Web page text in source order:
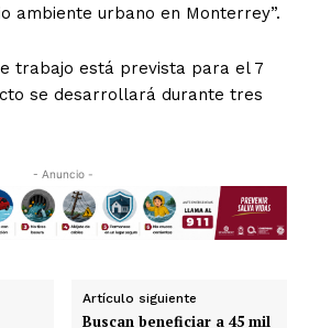
ambiente urbano en Monterrey”.
trabajo está prevista para el 7
se desarrollará durante tres
- Anuncio -
Artículo siguiente
Buscan beneficiar a 45 mil